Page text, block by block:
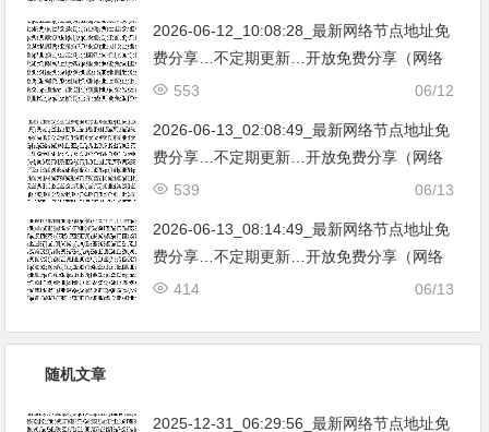
2026-06-12_10:08:28_最新网络节点地址免
费分享…不定期更新…开放免费分享（网络
免费节点香港|日本|韩国|新加坡|台湾|马来西
06/12
553
2026-06-13_02:08:49_最新网络节点地址免
费分享…不定期更新…开放免费分享（网络
免费节点香港|日本|韩国|新加坡|台湾|马来西
06/13
539
2026-06-13_08:14:49_最新网络节点地址免
费分享…不定期更新…开放免费分享（网络
免费节点香港|日本|韩国|新加坡|台湾|马来西
06/13
414
随机文章
2025-12-31_06:29:56_最新网络节点地址免